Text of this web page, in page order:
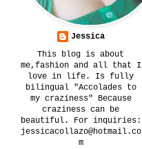
Jessica
This blog is about
me,fashion and all that I
love in life. Is fully
bilingual "Accolades to
my craziness" Because
craziness can be
beautiful. For inquiries:
jessicacollazo@hotmail.co
m